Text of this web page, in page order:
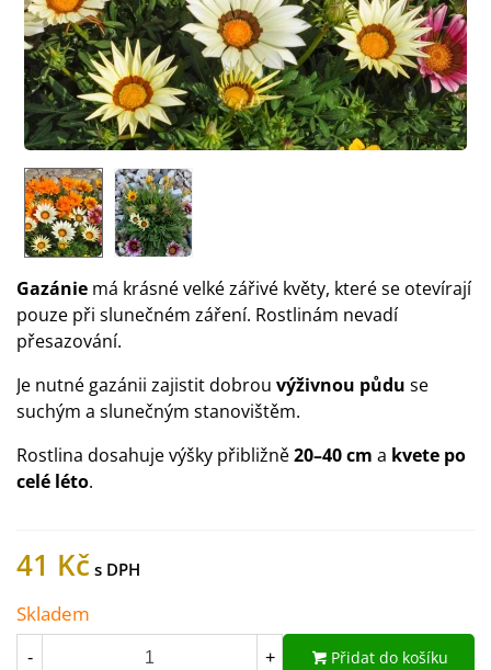
Gazánie má krásné velké zářivé květy, které se otevírají
pouze při slunečném záření. Rostlinám nevadí
přesazování.
Je nutné gazánii zajistit dobrou výživnou půdu se
suchým a slunečným stanovištěm.
Rostlina dosahuje výšky přibližně20–40 cm a kvete po
celé léto.
41 Kč
Skladem
- + Přidat do košíku